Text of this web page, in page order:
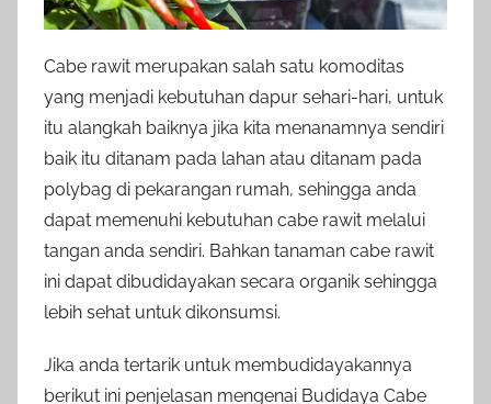
Cabe rawit merupakan salah satu komoditas
yang menjadi kebutuhan dapur sehari-hari, untuk
itu alangkah baiknya jika kita menanamnya sendiri
baik itu ditanam pada lahan atau ditanam pada
polybag di pekarangan rumah, sehingga anda
dapat memenuhi kebutuhan cabe rawit melalui
tangan anda sendiri. Bahkan tanaman cabe rawit
ini dapat dibudidayakan secara organik sehingga
lebih sehat untuk dikonsumsi.
Jika anda tertarik untuk membudidayakannya
berikut ini penjelasan mengenai Budidaya Cabe